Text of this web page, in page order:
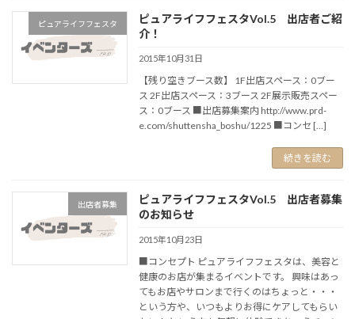
ピュアライフフェスタ
ピュアライフフェスタVol.5 出店者ご紹
介！
2015年10月31日
【残り空きブース数】 1F出店スペース：0ブー
ス 2F出店スペース：3ブース 2F展示販売スペー
ス：0ブース ■出店募集案内 http://www.prd-
e.com/shuttensha_boshu/1225 ■コンセ […]
続きを読む
出店者募集
ピュアライフフェスタVol.5 出店者募集
のお知らせ
2015年10月23日
■コンセプト ピュアライフフェスタは、美容と
健康のお店が集まるイベントです。 興味はあっ
てもお店やサロンまで行くのはちょっと・・・
という方や、いつもよりお得にケアしてもらい